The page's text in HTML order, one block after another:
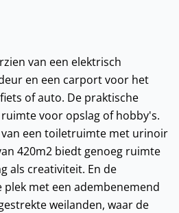
van een elektrisch
en een carport voor het
of auto. De praktische
voor opslag of hobby's.
van een toiletruimte met urinoir
420m2 biedt genoeg ruimte
als creativiteit. En de
plek met een adembenemend
weilanden, waar de